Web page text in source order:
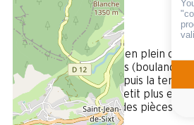
Femme
5
/ 5
Le logement est situé en plein
de tous les commerces
restaurant). La vue depuis la
très bien équipé. Le petit plus est le
adoré le coté familial des pièces de